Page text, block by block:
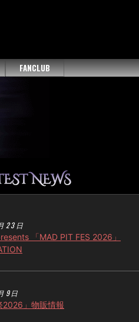
FANCLUB
23日
「MAD PIT FES 2026」
9日
2026」物販情報